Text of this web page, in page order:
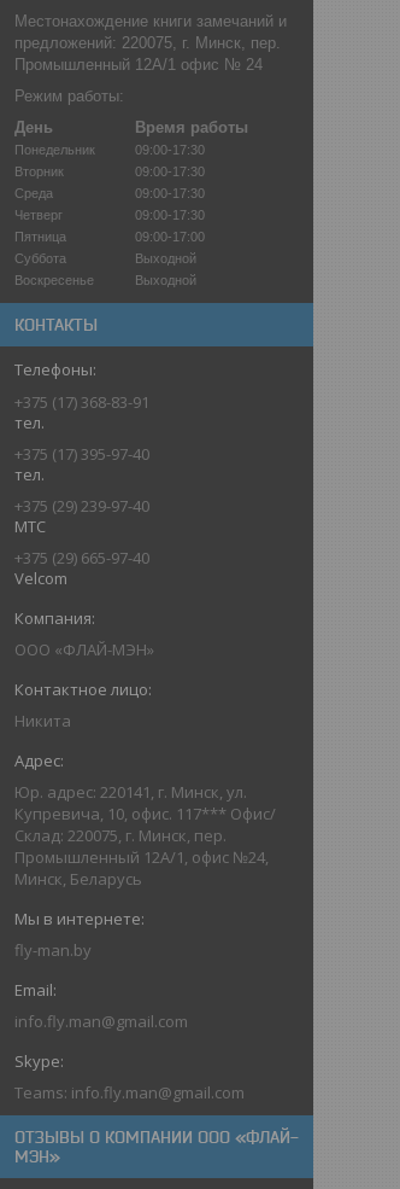
Местонахождение книги замечаний и
предложений: 220075, г. Минск, пер.
Промышленный 12А/1 офис № 24
Режим работы:
День
Время работы
Понедельник
09:00-17:30
Вторник
09:00-17:30
Среда
09:00-17:30
Четверг
09:00-17:30
Пятница
09:00-17:00
Суббота
Выходной
Воскресенье
Выходной
КОНТАКТЫ
+375 (17) 368-83-91
тел.
+375 (17) 395-97-40
тел.
+375 (29) 239-97-40
МТС
+375 (29) 665-97-40
Velcom
ООО «ФЛАЙ-МЭН»
Никита
Юр. адрес: 220141, г. Минск, ул.
Купревича, 10, офис. 117*** Офис/
Склад: 220075, г. Минск, пер.
Промышленный 12А/1, офис №24,
Минск, Беларусь
fly-man.by
info.fly.man@gmail.com
Teams: info.fly.man@gmail.com
ОТЗЫВЫ О КОМПАНИИ ООО «ФЛАЙ-
МЭН»